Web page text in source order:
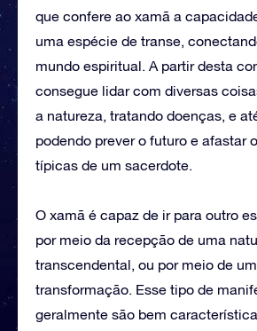
que confere ao xamã a
uma espécie de transe,
mundo espiritual. A partir desta
consegue lidar com diversas
a natureza, tratando doenças, e
podendo prever o futuro e afastar
típicas de um sacerdote.
O xamã é capaz de ir para outro
por meio da recepção de uma
transcendental, ou por meio de
transformação. Esse tipo de
geralmente são bem